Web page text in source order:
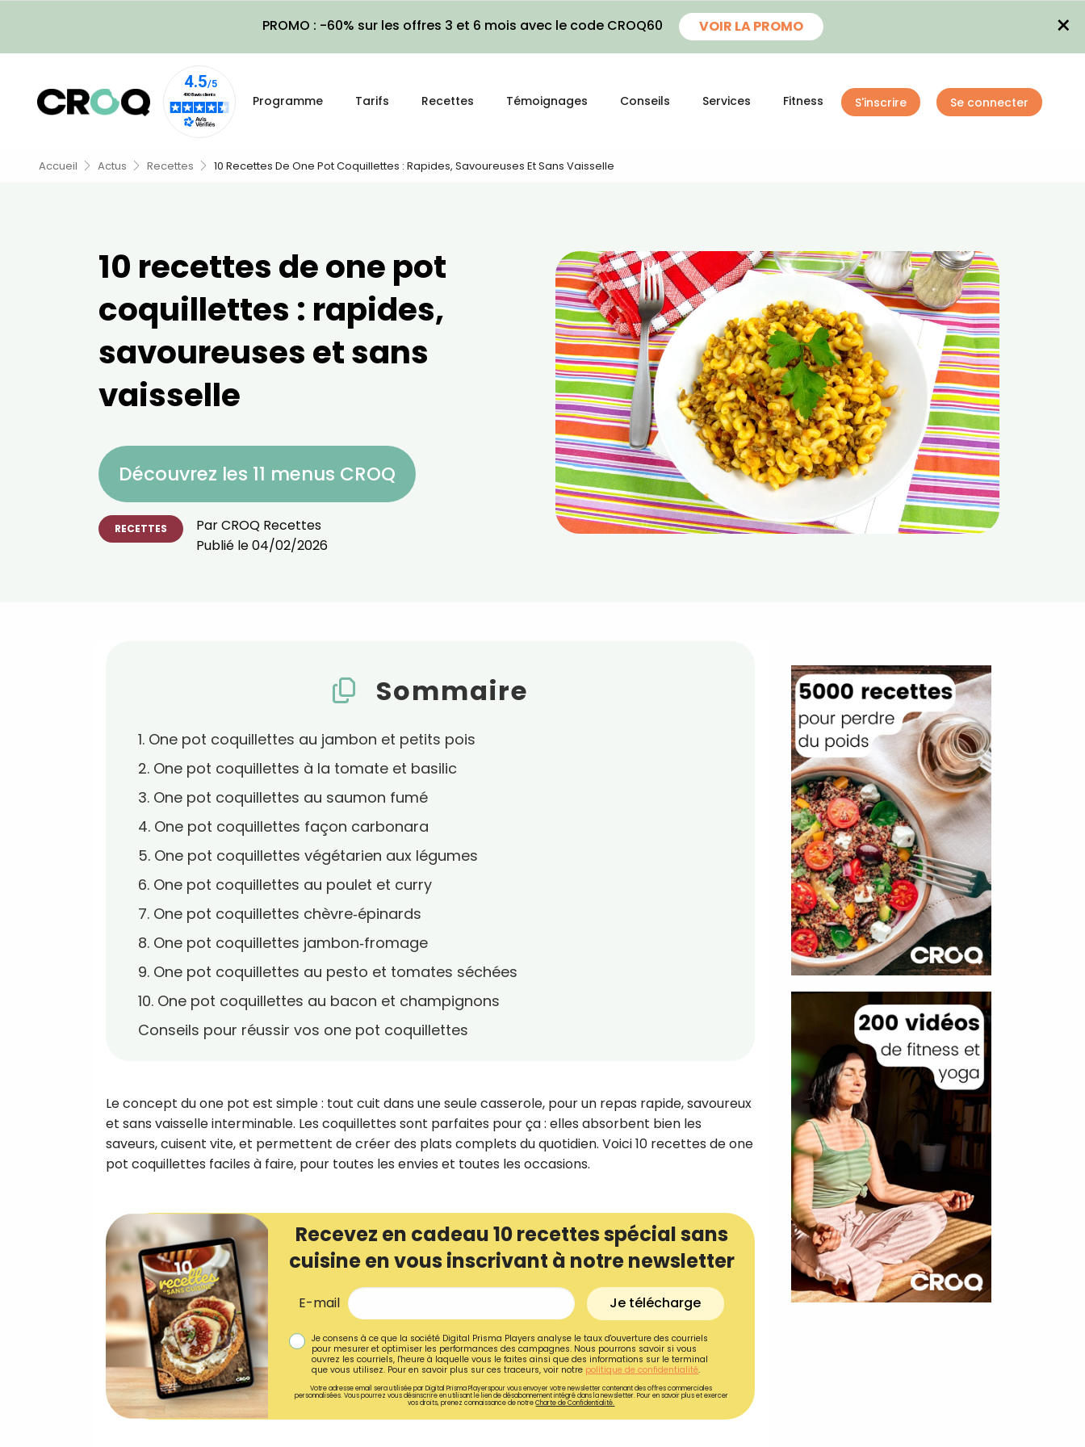
PROMO : -60% sur les offres 3 et 6 mois avec le code CROQ60 VOIR LA PROMO ×
Programme Tarifs Recettes Témoignages Conseils Services Fitness S'inscrire Se connecter
Accueil Actus Recettes 10 Recettes De One Pot Coquillettes : Rapides, Savoureuses Et Sans Vaisselle
10 recettes de one pot
coquillettes : rapides,
savoureuses et sans
vaisselle
Découvrez les 11 menus CROQ
RECETTES ParCROQ Recettes
Publié le04/02/2026
Sommaire
1. One pot coquillettes au jambon et petits pois
2. One pot coquillettes à la tomate et basilic
3. One pot coquillettes au saumon fumé
4. One pot coquillettes façon carbonara
5. One pot coquillettes végétarien aux légumes
6. One pot coquillettes au poulet et curry
7. One pot coquillettes chèvre‑épinards
8. One pot coquillettes jambon‑fromage
9. One pot coquillettes au pesto et tomates séchées
10. One pot coquillettes au bacon et champignons
Conseils pour réussir vos one pot coquillettes
Le concept du one pot est simple : tout cuit dans une seule casserole, pour un repas rapide, savoureux
et sans vaisselle interminable. Les coquillettes sont parfaites pour ça : elles absorbent bien les
saveurs, cuisent vite, et permettent de créer des plats complets du quotidien. Voici 10 recettes de one
pot coquillettes faciles à faire, pour toutes les envies et toutes les occasions.
Recevez en cadeau 10 recettes spécial sans
cuisine en vous inscrivant à notre newsletter
E-mail Je télécharge
Je consens à ce que la société Digital Prisma Players analyse le taux d'ouverture des courriels
pour mesurer et optimiser les performances des campagnes. Nous pourrons savoir si vous
ouvrez les courriels, l'heure à laquelle vous le faites ainsi que des informations sur le terminal
que vous utilisez. Pour en savoir plus sur ces traceurs, voir notre politique de confidentialité.
Votre adresse email sera utilisée par Digital Prisma Playerspour vous envoyer votre newsletter contenant des offres commerciales
personnalisées. Vous pourrez vous désinscrire en utilisant le lien de désabonnement intégré dans la newsletter. Pour en savoir plus et exercer
vos droits, prenez connaissance de notreCharte de Confidentialité.
Recevez gratuitement 10
de nos meilleures recettes
spécial sans cuisine